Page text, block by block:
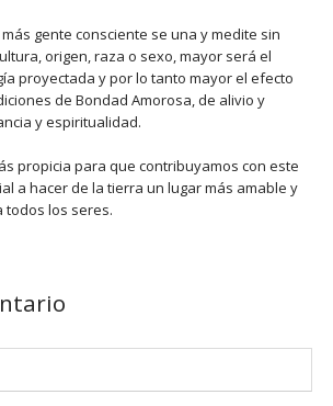
gente consciente se una y medite sin
origen, raza o sexo, mayor será el
proyectada y por lo tanto mayor el efecto
de Bondad Amorosa, de alivio y
y espiritualidad.
propicia para que contribuyamos con este
a hacer de la tierra un lugar más amable y
todos los seres.